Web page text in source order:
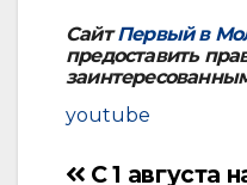
СайтПервый в
предоставить
youtube
Навигация
С 1 августа